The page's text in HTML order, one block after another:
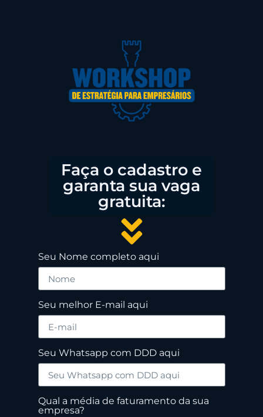
Faça o cadastro e
garanta sua vaga
gratuita:
Seu Nome completo aqui
Seu melhor E-mail aqui
Seu Whatsapp com DDD aqui
Qual a média de faturamento da sua
empresa?